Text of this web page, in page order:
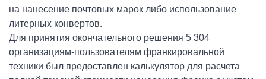
на нанесение почтовых марок либо использование
литерных конвертов.
Для принятия окончательного решения 5 304
организациям-пользователям франкировальной
техники был предоставлен калькулятор для расчета